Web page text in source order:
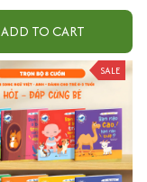
ADD TO CART
SALE